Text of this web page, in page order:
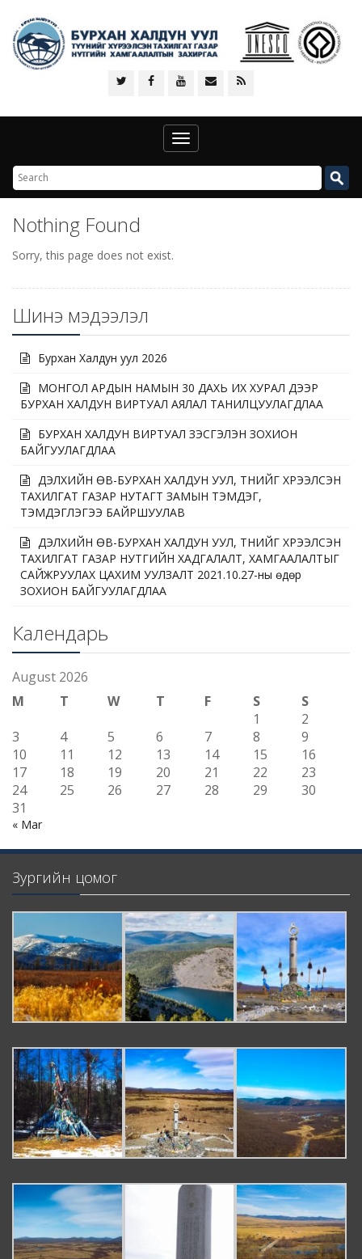
Toggle
navigation
Nothing Found
Sorry, this page does not exist.
Шинэ мэдээлэл
Бурхан Халдун уул 2026
МОНГОЛ АРДЫН НАМЫН 30 ДАХЬ ИХ ХУРАЛ ДЭЭР
БУРХАН ХАЛДУН ВИРТУАЛ АЯЛАЛ ТАНИЛЦУУЛАГДЛАА
БУРХАН ХАЛДУН ВИРТУАЛ ҮЗЭСГЭЛЭН ЗОХИОН
БАЙГУУЛАГДЛАА
ДЭЛХИЙН ӨВ-БУРХАН ХАЛДУН УУЛ, ТҮҮНИЙГ ХҮРЭЭЛСЭН
ТАХИЛГАТ ГАЗАР НУТАГТ ЗАМЫН ТЭМДЭГ,
ТЭМДЭГЛЭГЭЭ БАЙРШУУЛАВ
ДЭЛХИЙН ӨВ-БУРХАН ХАЛДУН УУЛ, ТҮҮНИЙГ ХҮРЭЭЛСЭН
ТАХИЛГАТ ГАЗАР НУТГИЙН ХАДГАЛАЛТ, ХАМГААЛАЛТЫГ
САЙЖРУУЛАХ ЦАХИМ УУЛЗАЛТ 2021.10.27-ны өдөр
ЗОХИОН БАЙГУУЛАГДЛАА
Календарь
August 2026
M
T W T F S
S
1
2
3
4 5 6 7 8
9
10
11 12 13 14 15
16
17
18 19 20 21 22
23
24
25 26 27 28 29
30
31
« Mar
Зургийн цомог